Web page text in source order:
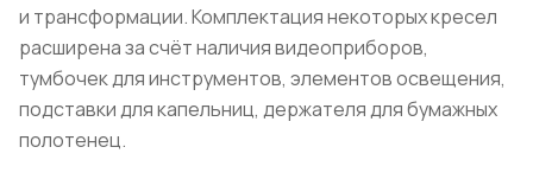
и трансформации. Комплектация некоторых кресел
расширена за счёт наличия видеоприборов,
тумбочек для инструментов, элементов освещения,
подставки для капельниц, держателя для бумажных
полотенец.